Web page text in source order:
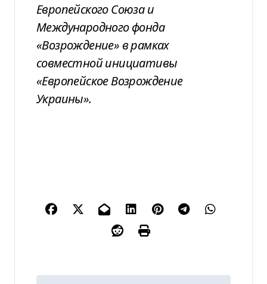
Европейского Союза и
Международного фонда
«Возрождение» в рамках
совместной инициативы
«Европейское Возрождение
Украины».